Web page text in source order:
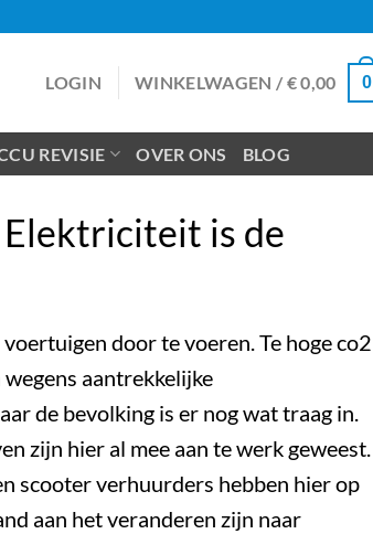
LOGIN WINKELWAGEN / €0,00 0
REVISIE OVER ONS BLOG
Elektriciteit is de
door te voeren. Te hoge co2
aantrekkelijke
de bevolking is er nog wat traag in.
zijn hier al mee aan te werk geweest.
scooter verhuurders hebben hier op
aan het veranderen zijn naar